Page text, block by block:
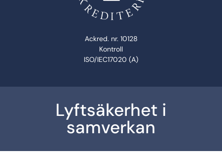
Ackred. nr. 10128
Kontroll
ISO/IEC17020 (A)
Lyftsäkerhet i
samverkan